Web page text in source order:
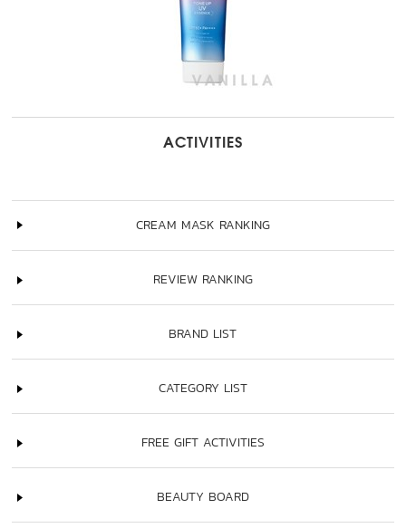
ACTIVITIES
CREAM MASK RANKING
REVIEW RANKING
BRAND LIST
CATEGORY LIST
FREE GIFT ACTIVITIES
BEAUTY BOARD